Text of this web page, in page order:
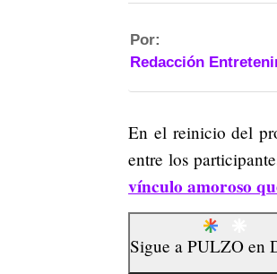
Por:
Redacción
En el reinicio del
entre los
vínculo amoroso
Sigue a PULZO en